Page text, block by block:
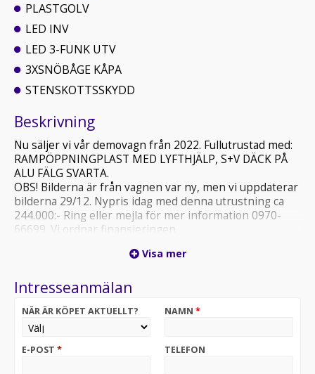
PLASTGOLV
LED INV
LED 3-FUNK UTV
3XSNÖBÅGE KÅPA
STENSKOTTSSKYDD
Beskrivning
Nu säljer vi vår demovagn från 2022. Fullutrustad med:
RAMPÖPPNINGPLAST MED LYFTHJÄLP, S+V DÄCK PÅ
ALU FÄLG SVARTA.
OBS! Bilderna är från vagnen var ny, men vi uppdaterar
bilderna 29/12. Nypris idag med denna utrustning ca
244.000:- Ring eller mejla för mer information 0970-
66699. Vi ordnar finansieringen.
Visa mer
Intresseanmälan
NÄR ÄR KÖPET AKTUELLT? NAMN *
E-POST * TELEFON